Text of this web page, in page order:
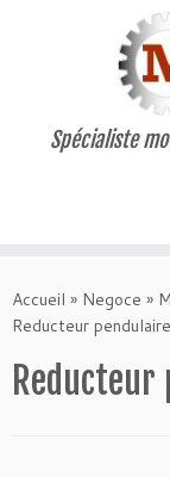
au
contenu
Spécialiste
Accueil » Negoce »
Reducteur
Reducteur